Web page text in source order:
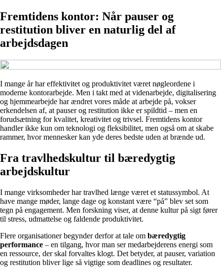
Fremtidens kontor: Når pauser og
restitution bliver en naturlig del af
arbejdsdagen
I mange år har effektivitet og produktivitet været nøgleordene i
moderne kontorarbejde. Men i takt med at videnarbejde, digitalisering
og hjemmearbejde har ændret vores måde at arbejde på, vokser
erkendelsen af, at pauser og restitution ikke er spildtid – men en
forudsætning for kvalitet, kreativitet og trivsel. Fremtidens kontor
handler ikke kun om teknologi og fleksibilitet, men også om at skabe
rammer, hvor mennesker kan yde deres bedste uden at brænde ud.
Fra travlhedskultur til bæredygtig
arbejdskultur
I mange virksomheder har travlhed længe været et statussymbol. At
have mange møder, lange dage og konstant være “på” blev set som
tegn på engagement. Men forskning viser, at denne kultur på sigt fører
til stress, udmattelse og faldende produktivitet.
Flere organisationer begynder derfor at tale om bæredygtig
performance – en tilgang, hvor man ser medarbejderens energi som
en ressource, der skal forvaltes klogt. Det betyder, at pauser, variation
og restitution bliver lige så vigtige som deadlines og resultater.